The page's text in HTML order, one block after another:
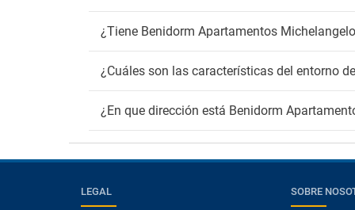
¿Tiene Benidorm Apartamentos
¿Cuáles son las características del entorno
¿En que dirección está Benidorm
LEGAL SOBRE